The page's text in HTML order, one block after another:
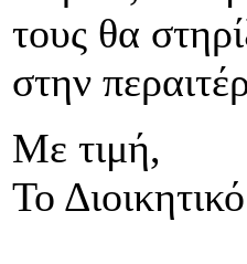
τους θα
στην
Με τιμή,
Το